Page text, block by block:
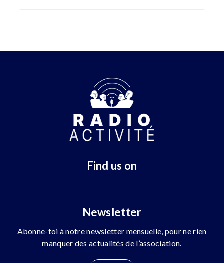
Find us on
Newsletter
Abonne-toi à notre newsletter mensuelle, pour ne rien
manquer des actualités de l’association.